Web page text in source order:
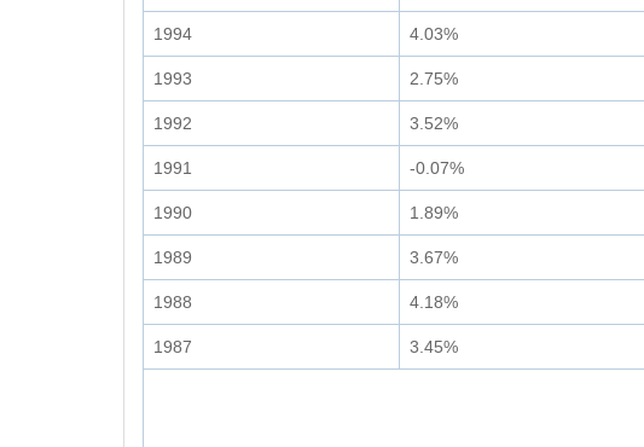
1994 4.03%
1993 2.75%
1992 3.52%
1991 -0.07%
1990 1.89%
1989 3.67%
1988 4.18%
1987 3.45%